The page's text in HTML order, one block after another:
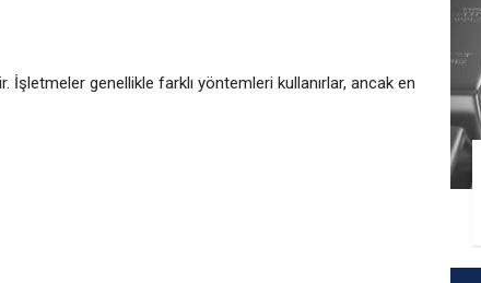
genellikle farklı yöntemleri kullanırlar, ancak en